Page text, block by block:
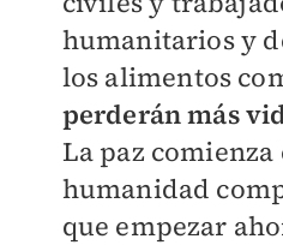
humanitarios y
los alimentos
perderán más
La paz
humanidad
que empezar